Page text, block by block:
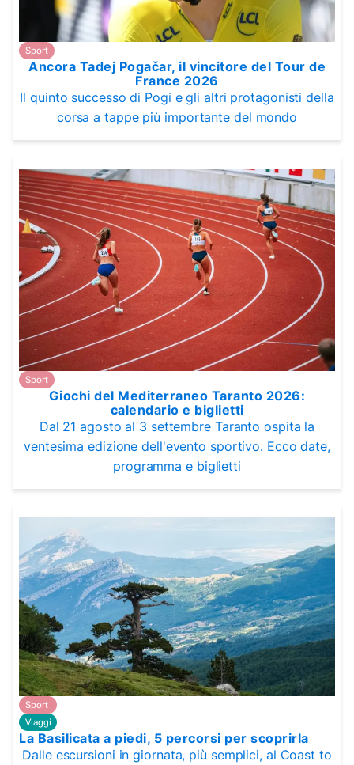
Sport
Ancora Tadej Pogačar, il vincitore del Tour de
France 2026
Il quinto successo di Pogi e gli altri protagonisti della
corsa a tappe più importante del mondo
Sport
Giochi del Mediterraneo Taranto 2026:
calendario e biglietti
Dal 21 agosto al 3 settembre Taranto ospita la
ventesima edizione dell'evento sportivo. Ecco date,
programma e biglietti
Sport
Viaggi
La Basilicata a piedi, 5 percorsi per scoprirla
Dalle escursioni in giornata, più semplici, al Coast to